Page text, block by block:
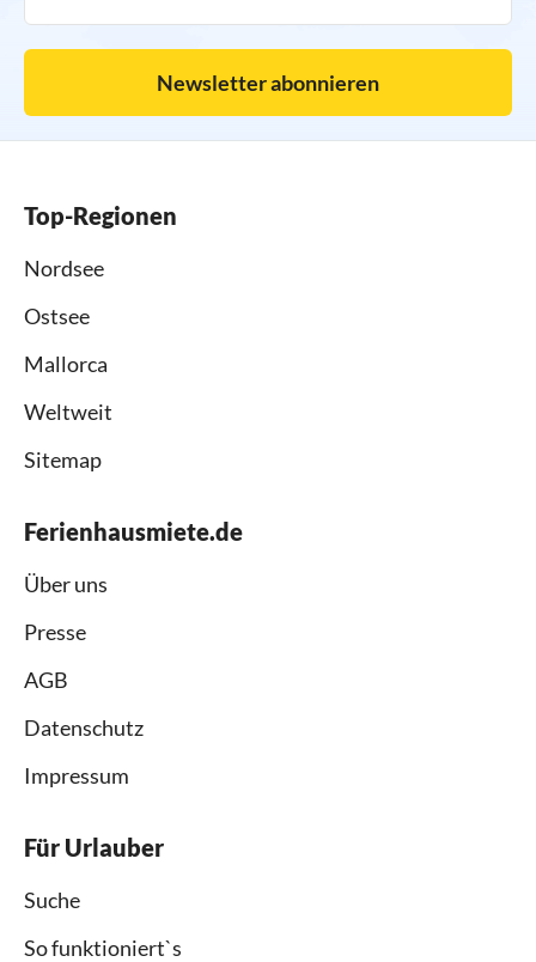
Newsletter abonnieren
Top-Regionen
Nordsee
Ostsee
Mallorca
Weltweit
Sitemap
Ferienhausmiete.de
Über uns
Presse
AGB
Datenschutz
Impressum
Für Urlauber
Suche
So funktioniert`s